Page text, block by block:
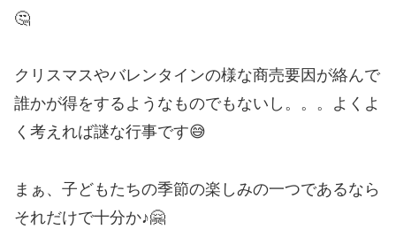
🤔
クリスマスやバレンタインの様な商売要因が絡んで
誰かが得をするようなものでもないし。。。よくよ
く考えれば謎な行事です😅
まぁ、子どもたちの季節の楽しみの一つであるなら
それだけで十分か♪🤗